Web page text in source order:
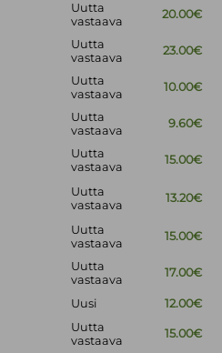
Uutta
vastaava
20.00€
Uutta
vastaava
23.00€
Uutta
vastaava
10.00€
Uutta
vastaava
9.60€
Uutta
vastaava
15.00€
Uutta
vastaava
13.20€
Uutta
vastaava
15.00€
Uutta
vastaava
17.00€
Uusi 12.00€
Uutta
vastaava
15.00€